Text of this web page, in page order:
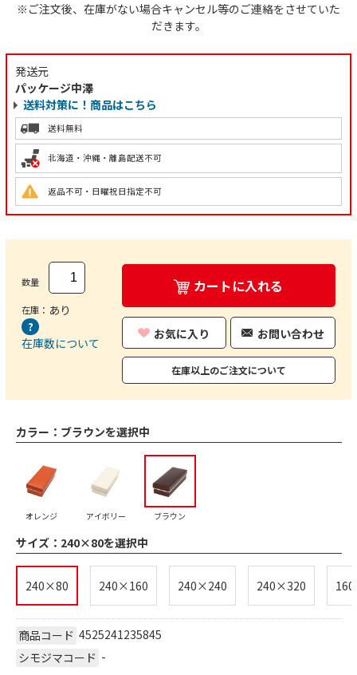
※ご注文後、在庫がない場合キャンセル等のご連絡をさせていた
だきます。
発送元
パッケージ中澤
送料対策に！商品はこちら
送料無料
北海道・沖縄・離島配送不可
返品不可・日曜祝日指定不可
数量
在庫： あり
在庫数について
カートに入れる
お気に入り お問い合わせ
在庫以上のご注文について
カラー： ブラウンを選択中
オレンジ アイボリー ブラウン
サイズ： 240×80を選択中
240×80 240×160 240×240 240×320
商品コード 4525241235845
シモジマコード -